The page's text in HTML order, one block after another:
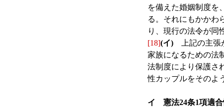
を備えた婚姻制度を
る。それにもかかわ
り、現行の法令が同
[18](イ) 上記の主張
家族になるための法
法制度により保護さ
性カップルをそのよ
イ 憲法24条1項適合